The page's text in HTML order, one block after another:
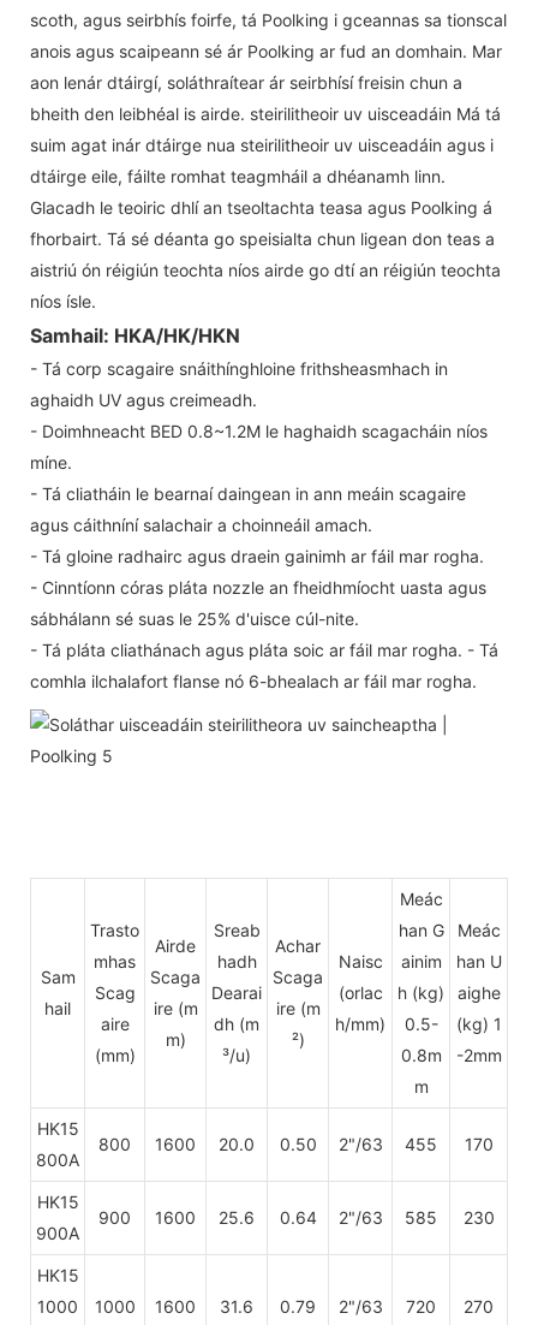
scoth, agus seirbhís foirfe, tá Poolking i gceannas sa tionscal
anois agus scaipeann sé ár Poolking ar fud an domhain. Mar
aon lenár dtáirgí, soláthraítear ár seirbhísí freisin chun a
bheith den leibhéal is airde. steirilitheoir uv uisceadáin Má tá
suim agat inár dtáirge nua steirilitheoir uv uisceadáin agus i
dtáirge eile, fáilte romhat teagmháil a dhéanamh linn.
Glacadh le teoiric dhlí an tseoltachta teasa agus Poolking á
fhorbairt. Tá sé déanta go speisialta chun ligean don teas a
aistriú ón réigiún teochta níos airde go dtí an réigiún teochta
níos ísle.
Samhail: HKA/HK/HKN
- Tá corp scagaire snáithínghloine frithsheasmhach in
aghaidh UV agus creimeadh.
- Doimhneacht BED 0.8~1.2M le haghaidh scagacháin níos
míne.
- Tá cliatháin le bearnaí daingean in ann meáin scagaire
agus cáithníní salachair a choinneáil amach.
- Tá gloine radhairc agus draein gainimh ar fáil mar rogha.
- Cinntíonn córas pláta nozzle an fheidhmíocht uasta agus
sábhálann sé suas le 25% d'uisce cúl-nite.
- Tá pláta cliathánach agus pláta soic ar fáil mar rogha. - Tá
comhla ilchalafort flanse nó 6-bhealach ar fáil mar rogha.
Sam
hail
Trasto
mhas
Scag
aire
(mm)
Airde
Scaga
ire (m
m)
Sreab
hadh
Dearai
dh (m
³/u)
Achar
Scaga
ire (m
²)
Naisc
(orlac
h/mm)
Meác
han G
ainim
h (kg)
0.5-
0.8m
m
Meác
han U
aighe
(kg) 1
-2mm
HK15
800A
800 1600 20.0 0.50 2"/63 455 170
HK15
900A
900 1600 25.6 0.64 2"/63 585 230
HK15
1000
1000 1600 31.6 0.79 2"/63 720 270